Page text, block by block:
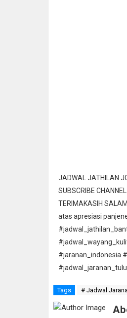
JADWAL JATHILAN
SUBSCRIBE
TERIMAKASIH
atas apresiasi
#jaranan_indonesia
Tags # Jadwal